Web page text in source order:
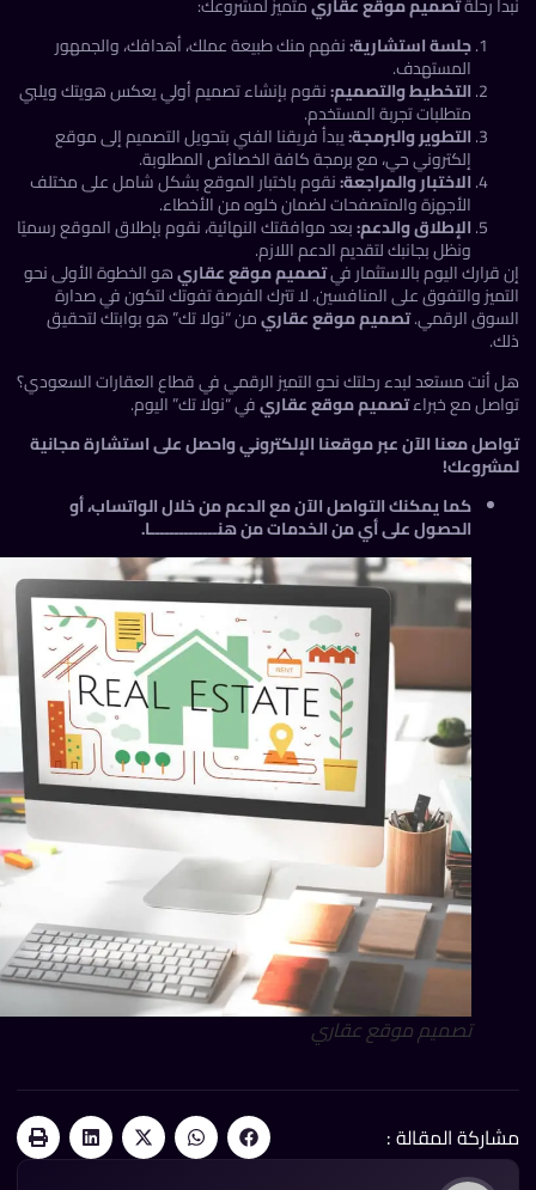
جلسة استشارية:نفهم منك طبيعة عملك، أهدافك، والجمهور
المستهدف.
التخطيط والتصميم:نقوم بإنشاء تصميم أولي يعكس هويتك ويلبي
متطلبات تجربة المستخدم.
التطوير والبرمجة:يبدأ فريقنا الفني بتحويل التصميم إلى موقع
إلكتروني حي، مع برمجة كافة الخصائص المطلوبة.
الاختبار والمراجعة:نقوم باختبار الموقع بشكل شامل على مختلف
الأجهزة والمتصفحات لضمان خلوه من الأخطاء.
الإطلاق والدعم:بعد موافقتك النهائية، نقوم بإطلاق الموقع رسميًا
ونظل بجانبك لتقديم الدعم اللازم.
اليوم بالاستثمار فيتصميم موقع عقاريهو الخطوة الأولى نحو
والتفوق على المنافسين. لا تترك الفرصة تفوتك لتكون في صدارة
الرقمي.تصميم موقع عقاريمن “نولا تك” هو بوابتك لتحقيق
أنت مستعد لبدء رحلتك نحو التميز الرقمي في قطاع العقارات السعودي؟
مع خبراءتصميم موقع عقاريفي “نولا تك” اليوم.
معنا الآن عبر موقعنا الإلكترونيواحصل على استشارة مجانية
كما يمكنك التواصل الآن معالدعممن خلالالواتساب، أو
الحصول على أي منالخدماتمنهنــــــــــــــا.
تصميم موقع عقاري
المقالة :